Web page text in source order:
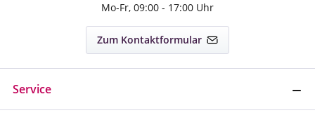
Mo-Fr, 09:00 - 17:00 Uhr
Zum Kontaktformular
Service